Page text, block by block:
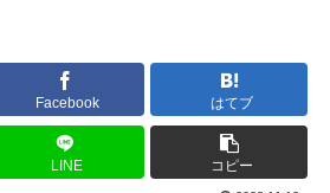
Facebook はてブ
LINE コピー